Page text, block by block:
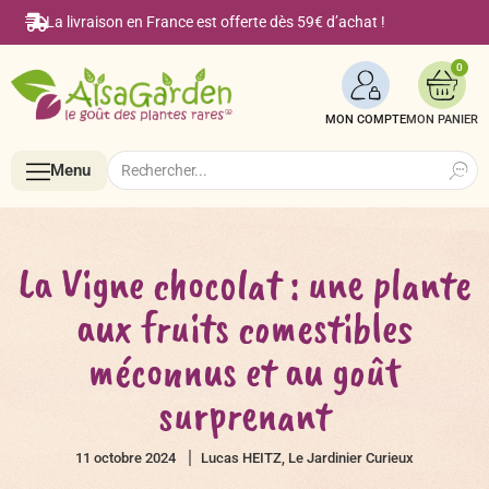
La livraison en France est offerte dès 59€ d’achat !
MON COMPTE
0
Menu
Accueil
Boutique en ligne
Search
for:
La Vigne chocolat : une plante
aux fruits comestibles
méconnus et au goût
surprenant
11 octobre 2024 Lucas HEITZ, Le Jardinier Curieux